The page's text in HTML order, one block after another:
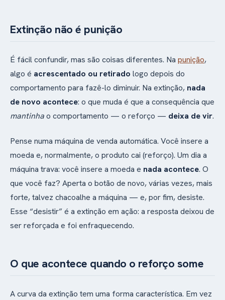
Extinção não é punição
É fácil confundir, mas são coisas diferentes. Na punição,
algo é acrescentado ou retirado logo depois do
comportamento para fazê-lo diminuir. Na extinção, nada
de novo acontece: o que muda é que a consequência que
mantinhao comportamento — o reforço — deixa de vir.
Pense numa máquina de venda automática. Você insere a
moeda e, normalmente, o produto cai (reforço). Um dia a
máquina trava: você insere a moeda e nada acontece. O
que você faz? Aperta o botão de novo, várias vezes, mais
forte, talvez chacoalhe a máquina — e, por fim, desiste.
Esse “desistir” é a extinção em ação: a resposta deixou de
ser reforçada e foi enfraquecendo.
O que acontece quando o reforço some
A curva da extinção tem uma forma característica. Em vez